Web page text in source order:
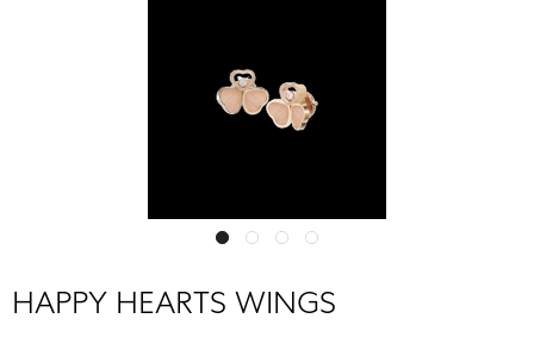
HAPPY HEARTS WINGS